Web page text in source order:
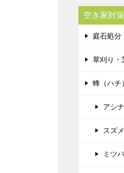
空き家対策
庭石処分
草刈り・
蜂（ハチ
アシ
スズ
ミツ